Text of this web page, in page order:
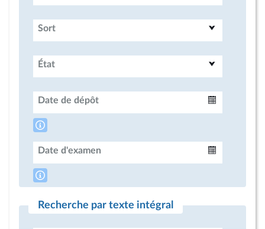
Sort
État
Date de dépôt
Date d'examen
Recherche par texte intégral